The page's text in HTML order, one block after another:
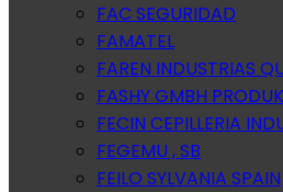
FAC SEGURIDAD
FAMATEL
FAREN INDUSTRIAS
FASHY GMBH
FECIN CEPILLERIA
FEGEMU , SB
FEILO SYLVANIA SPAIN